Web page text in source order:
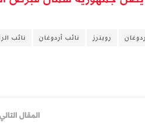
رويترز نائب أردوغان نائب
المقال التالي